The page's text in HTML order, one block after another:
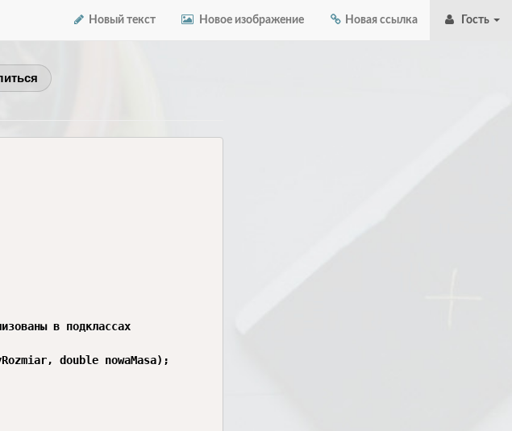
Новый текст Новое изображение Новая ссылка Гость
в подклассах
double nowaMasa);